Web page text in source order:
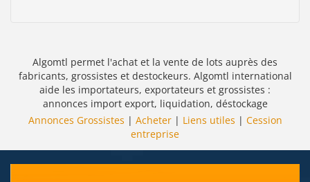
Algomtl permet l'achat et la vente de lots auprès des
fabricants, grossistes et destockeurs. Algomtl international
aide les importateurs, exportateurs et grossistes :
annonces import export, liquidation, déstockage
Annonces Grossistes | Acheter| Liens utiles | Cession
entreprise